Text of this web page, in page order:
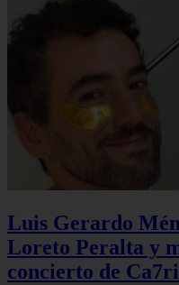
Luis Gerardo
Loreto Peralta y
concierto de